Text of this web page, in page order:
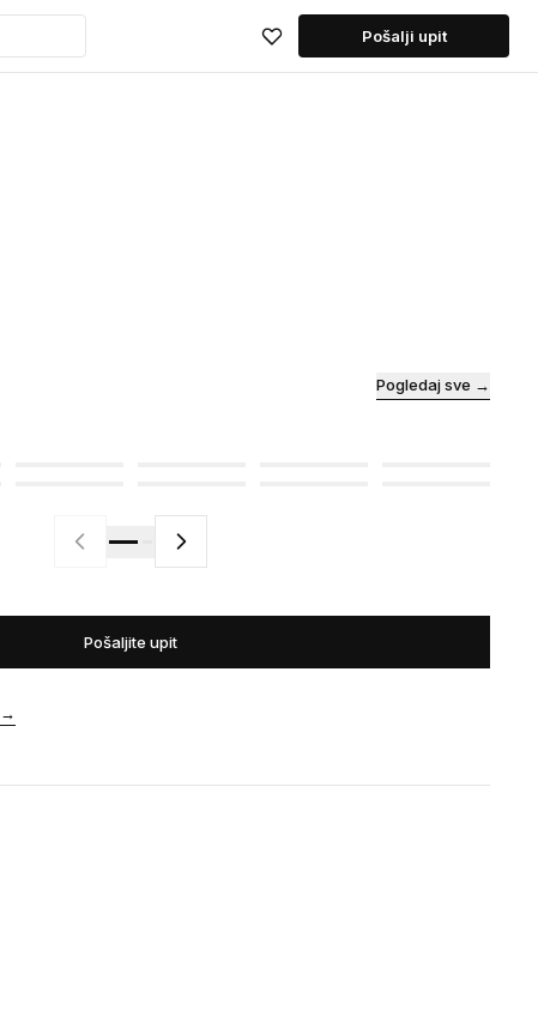
Pošalji upit
Pogledaj sve →
Pošaljite upit
→